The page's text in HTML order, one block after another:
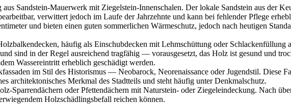
Sandstein-Mauerwerk mit Ziegelstein-Innenschalen. Der lokale Sandstein aus der
verwittert jedoch im Laufe der Jahrzehnte und kann bei fehlender Pflege
und bieten einen guten sommerlichen Wärmeschutz, jedoch nach heutigen
häufig als Einschubdecken mit Lehmschüttung oder Schlackenfüllung
sind in der Regel ausreichend tragfähig — vorausgesetzt, das Holz ist gesund und
Wassereintritt erheblich geschädigt werden.
im Stil des Historismus — Neobarock, Neorenaissance oder Jugendstil. Diese
architektonisches Merkmal des Stadtteils und steht häufig unter Denkmalschutz.
Sparrendächern oder Pfettendächern mit Naturstein- oder Ziegeleindeckung. Nach
Holzschädlingsbefall reichen können.